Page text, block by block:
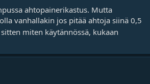
ahtopainerikastus. Mutta
vanhallakin jos pitää ahtoja siinä 0,5
miten käytännössä, kukaan